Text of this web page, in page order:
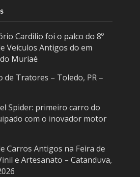
Cardilio foi o palco do 8º
Veículos Antigos do em
Muriaé
de Tratores – Toledo, PR –
Spider: primeiro carro do
com o inovador motor
Carros Antigos na Feira de
e Artesanato – Catanduva,